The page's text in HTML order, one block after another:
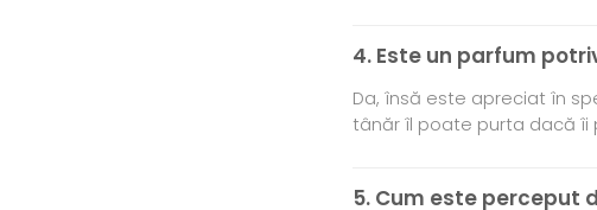
4. Este un parfum
Da, însă este apreciat în
tânăr îl poate purta dacă îi
5. Cum este perceput